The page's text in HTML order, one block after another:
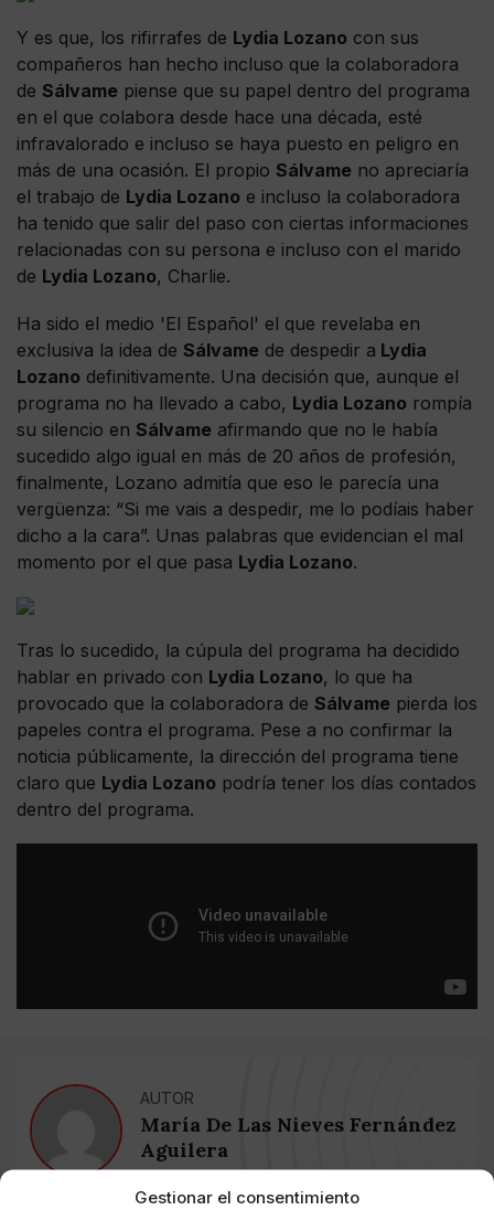
Gestionar el consentimiento
Y es que, los rifirrafes de Lydia Lozano con sus
compañeros han hecho incluso que la colaboradora
de Sálvame piense que su papel dentro del programa
en el que colabora desde hace una década, esté
infravalorado e incluso se haya puesto en peligro en
más de una ocasión. El propio Sálvame no apreciaría
el trabajo de Lydia Lozano e incluso la colaboradora
ha tenido que salir del paso con ciertas informaciones
relacionadas con su persona e incluso con el marido
de Lydia Lozano, Charlie.
Ha sido el medio 'El Español' el que revelaba en
exclusiva la idea de Sálvame de despedir a Lydia
Lozano definitivamente. Una decisión que, aunque el
programa no ha llevado a cabo, Lydia Lozano rompía
su silencio en Sálvame afirmando que no le había
sucedido algo igual en más de 20 años de profesión,
finalmente, Lozano admitía que eso le parecía una
vergüenza: “Si me vais a despedir, me lo podíais haber
dicho a la cara”. Unas palabras que evidencian el mal
momento por el que pasa Lydia Lozano.
Tras lo sucedido, la cúpula del programa ha decidido
hablar en privado con Lydia Lozano, lo que ha
provocado que la colaboradora de Sálvame pierda los
papeles contra el programa. Pese a no confirmar la
noticia públicamente, la dirección del programa tiene
claro que Lydia Lozano podría tener los días contados
dentro del programa.
AUTOR
María De Las Nieves Fernández
Aguilera